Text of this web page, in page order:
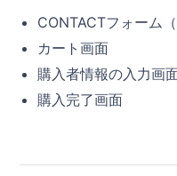
CONTACTフォーム
カート画面
購入者情報の入力画
購入完了画面